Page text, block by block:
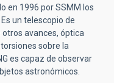
en 1996 por SSMM los
un telescopio de
avances, óptica
sobre la
es capaz de observar
astronómicos.